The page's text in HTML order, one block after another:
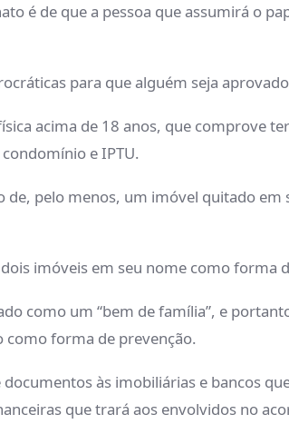
é de que a pessoa que assumirá o
para que alguém seja
acima de 18 anos, que comprove
e IPTU.
pelo menos, um imóvel quitado em
imóveis em seu nome como forma
como um “bem de família”, e
como forma de prevenção.
às imobiliárias e bancos
que trará aos envolvidos no